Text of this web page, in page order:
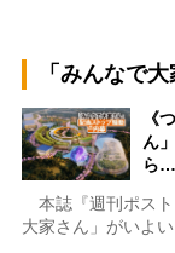
「みんなで
《
ん
ら…
本誌『週刊ポスト
大家さん」がいよ